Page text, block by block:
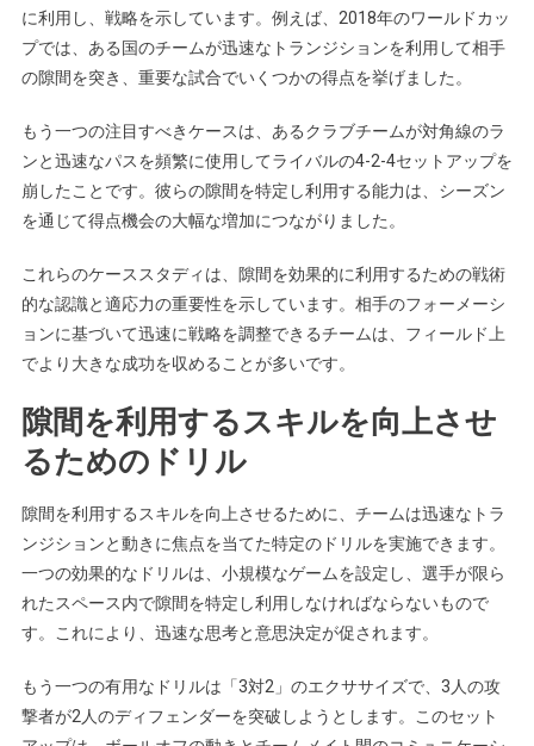
に利用し、戦略を示しています。例えば、2018年のワールドカッ
プでは、ある国のチームが迅速なトランジションを利用して相手
の隙間を突き、重要な試合でいくつかの得点を挙げました。
もう一つの注目すべきケースは、あるクラブチームが対角線のラ
ンと迅速なパスを頻繁に使用してライバルの4-2-4セットアップを
崩したことです。彼らの隙間を特定し利用する能力は、シーズン
を通じて得点機会の大幅な増加につながりました。
これらのケーススタディは、隙間を効果的に利用するための戦術
的な認識と適応力の重要性を示しています。相手のフォーメーシ
ョンに基づいて迅速に戦略を調整できるチームは、フィールド上
でより大きな成功を収めることが多いです。
隙間を利用するスキルを向上させ
るためのドリル
隙間を利用するスキルを向上させるために、チームは迅速なトラ
ンジションと動きに焦点を当てた特定のドリルを実施できます。
一つの効果的なドリルは、小規模なゲームを設定し、選手が限ら
れたスペース内で隙間を特定し利用しなければならないもので
す。これにより、迅速な思考と意思決定が促されます。
もう一つの有用なドリルは「3対2」のエクササイズで、3人の攻
撃者が2人のディフェンダーを突破しようとします。このセット